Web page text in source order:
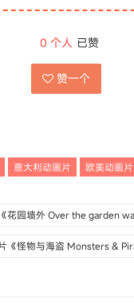
0 个人 已赞
赞一个
意大利动画片 欧美动画片